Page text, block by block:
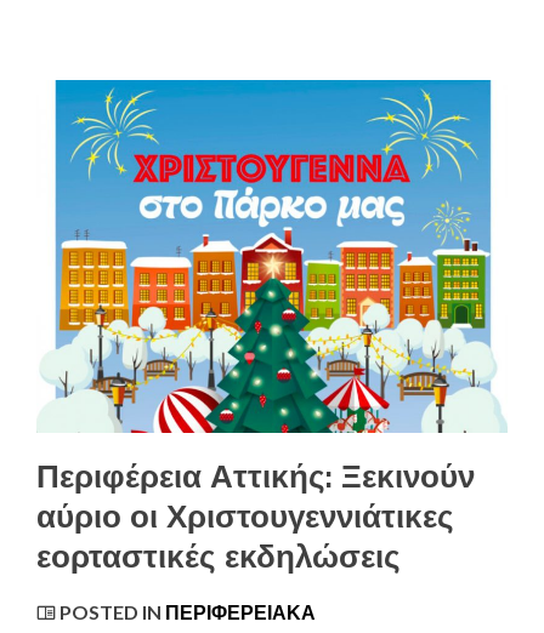
Περιφέρεια Αττικής: Ξεκινούν
αύριο οι Χριστουγεννιάτικες
εορταστικές εκδηλώσεις
POSTED IN ΠΕΡΙΦΕΡΕΙΑΚΆ